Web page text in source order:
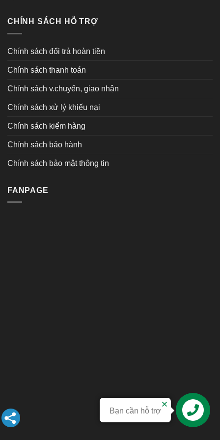
CHÍNH SÁCH HỖ TRỢ
Chính sách đổi trả hoàn tiền
Chính sách thanh toán
Chính sách v.chuyển, giao nhận
Chính sách xử lý khiếu nại
Chính sách kiểm hàng
Chính sách bảo hành
Chính sách bảo mật thông tin
FANPAGE
Liên hệ
Bạn cần hỗ trợ